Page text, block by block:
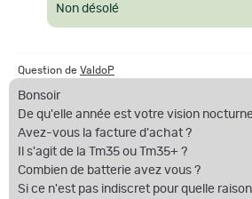
Non désolé
Question de ValdoP
Bonsoir
De qu'elle année est votre vision
Avez-vous la facture d'achat ?
Il s'agit de la Tm35 ou Tm35+ ?
Combien de batterie avez vous ?
Si ce n'est pas indiscret pour quelle